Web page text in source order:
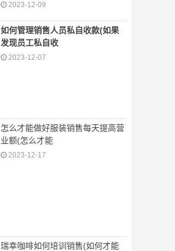
2023-12-09
如何管理销售人员私自收款(如果
发现员工私自收
2023-12-07
怎么才能做好服装销售每天提高营
业额(怎么才能
2023-12-17
瑞幸咖啡如何培训销售(如何才能